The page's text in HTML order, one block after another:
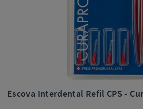
Escova Interdental Refil CPS -